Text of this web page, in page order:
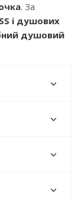
. За
і душових
душовий